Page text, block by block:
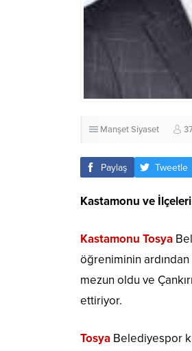
ManşetSiyaset
Paylaş Tweetle
Kastamonu ve
Kastamonu Tosya
öğreniminin
mezun oldu ve
ettiriyor.
Tosya Belediyespor